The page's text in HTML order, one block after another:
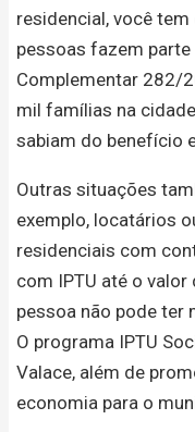
residencial, você
pessoas fazem parte
Complementar 282/
mil famílias na
sabiam do benefício
Outras situações
exemplo, locatários
residenciais com
com IPTU até o valor
pessoa não pode ter
O programa IPTU
Valace, além de
economia para o